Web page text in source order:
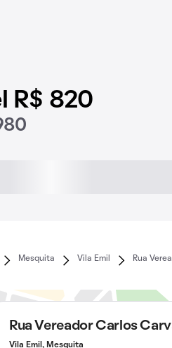
R$ 820
Mesquita Vila Emil Rua
Rua Vereador Carlos
Vila Emil, Mesquita